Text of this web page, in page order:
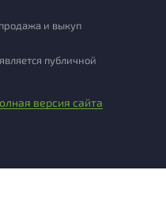
и выкуп
публичной
версия сайта